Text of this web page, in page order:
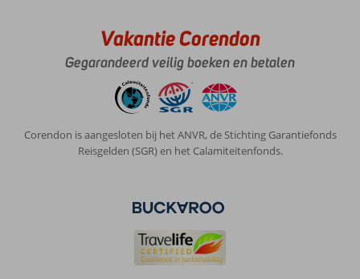
Vakantie Corendon
Gegarandeerd veilig boeken en betalen
Corendon is aangesloten bij het ANVR, de Stichting Garantiefonds
Reisgelden (SGR) en het Calamiteitenfonds.